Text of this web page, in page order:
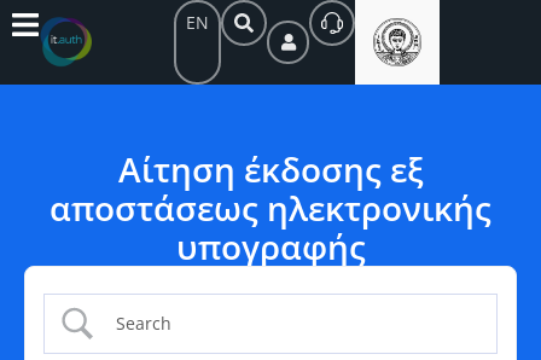
EN
Αίτηση έκδοσης εξ
αποστάσεως ηλεκτρονικής
υπογραφής